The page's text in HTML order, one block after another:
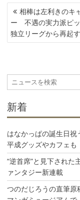
投
稿
ナ
ビ
シ
ョ
相棒は左利きのキ
ー 不遇の実力派ピ
独立リーグから再起
新着
はなかっぱの誕生日
平成グッズやカフェも
“逆首席”と見下された
ァンタジー新連載
つのだじろうの直筆